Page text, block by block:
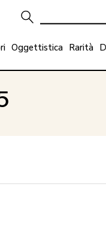
Oggettistica Rarità